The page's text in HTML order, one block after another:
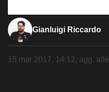
Gianluigi Riccardo
15 mar 2017, 14:12, agg. alle